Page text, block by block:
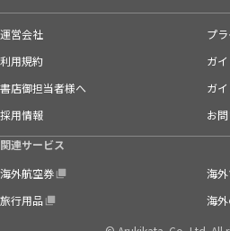
運営会社
プ
利用規約
ガ
書店御担当者様へ
ガ
採用情報
お
関連サービス
海外航空券
海
旅行用品
海